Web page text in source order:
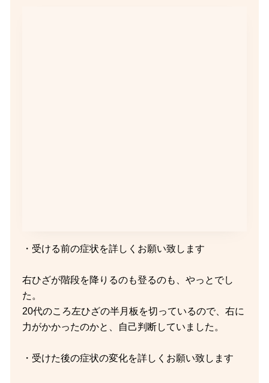
・受ける前の症状を詳しくお願い致します
右ひざが階段を降りるのも登るのも、やっとでし
た。
20代のころ左ひざの半月板を切っているので、右に
力がかかったのかと、自己判断していました。
・受けた後の症状の変化を詳しくお願い致します